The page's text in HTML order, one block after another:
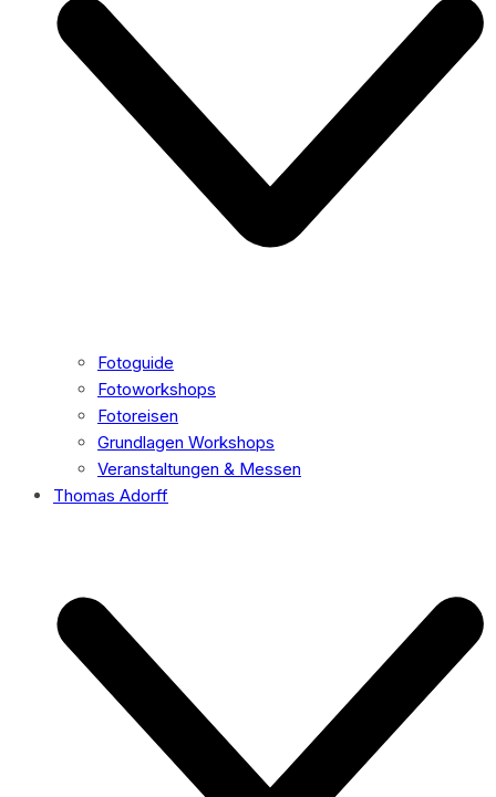
Fotoguide
Fotoworkshops
Fotoreisen
Grundlagen Workshops
Veranstaltungen & Messen
Thomas Adorff